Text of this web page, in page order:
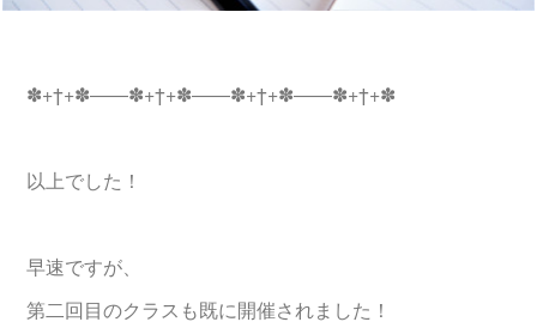
✽+†+✽――✽+†+✽――✽+†+✽――✽+†+✽
以上でした！
早速ですが、
第二回目のクラスも既に開催されました！